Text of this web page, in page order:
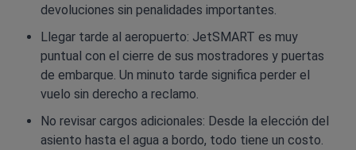
devoluciones sin penalidades importantes.
Llegar tarde al aeropuerto: JetSMART es muy
puntual con el cierre de sus mostradores y puertas
de embarque. Un minuto tarde significa perder el
vuelo sin derecho a reclamo.
No revisar cargos adicionales: Desde la elección del
asiento hasta el agua a bordo, todo tiene un costo.